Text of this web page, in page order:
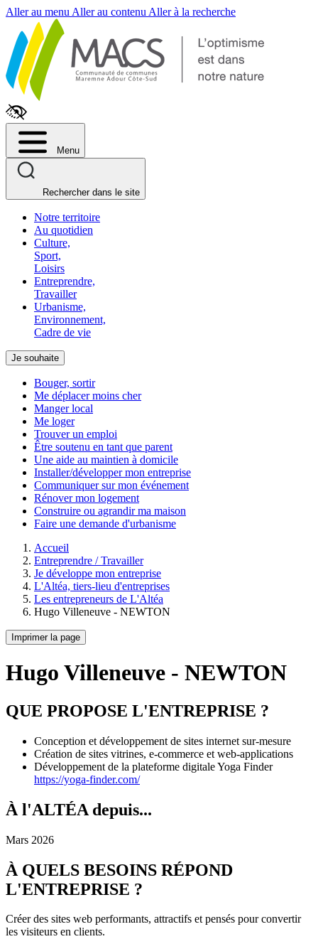
Aller au menu Aller au contenu Aller à la recherche
Menu
Rechercher dans le site
Notre territoire
Au quotidien
Culture,
Sport,
Loisirs
Entreprendre,
Travailler
Urbanisme,
Environnement,
Cadre de vie
Je souhaite
Bouger, sortir
Me déplacer moins cher
Manger local
Me loger
Trouver un emploi
Être soutenu en tant que parent
Une aide au maintien à domicile
Installer/développer mon entreprise
Communiquer sur mon événement
Rénover mon logement
Construire ou agrandir ma maison
Faire une demande d'urbanisme
Accueil
Entreprendre / Travailler
Je développe mon entreprise
L'Altéa, tiers-lieu d'entreprises
Les entrepreneurs de L'Altéa
Hugo Villeneuve - NEWTON
Imprimer la page
Hugo Villeneuve - NEWTON
QUE PROPOSE L'ENTREPRISE ?
Conception et développement de sites internet sur-mesure
Création de sites vitrines, e-commerce et web-applications
Développement de la plateforme digitale Yoga Finder
https://yoga-finder.com/
À l'ALTÉA depuis...
Mars 2026
À QUELS BESOINS RÉPOND
L'ENTREPRISE ?
Créer des sites web performants, attractifs et pensés pour convertir
les visiteurs en clients.
Fenêtre
de
chat